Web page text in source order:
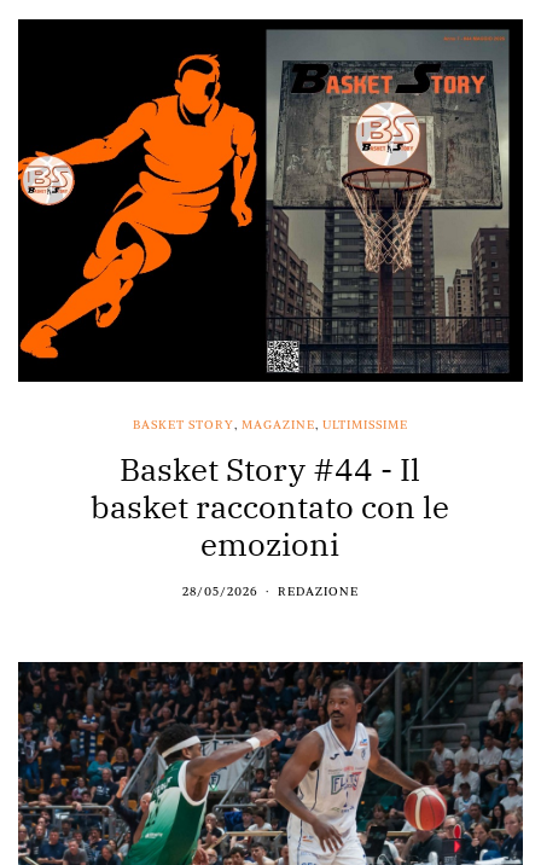
BASKET STORY, MAGAZINE, ULTIMISSIME
Basket Story #44 - Il
basket raccontato con le
emozioni
28/05/2026 REDAZIONE